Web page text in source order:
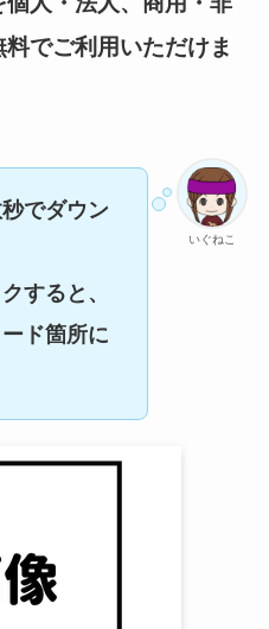
でご利用いただけま
いぐねこ
でダウン
すると、
ド箇所に